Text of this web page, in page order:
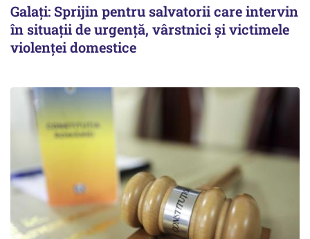
Galați: Sprijin pentru salvatorii care intervin
în situații de urgență, vârstnici și victimele
violenței domestice